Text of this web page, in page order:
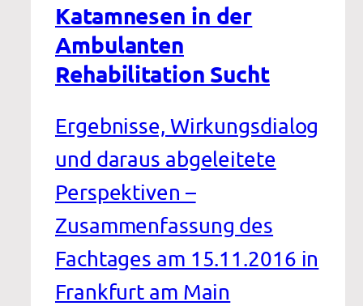
Katamnesen in der
Ambulanten
Rehabilitation Sucht
Ergebnisse, Wirkungsdialog
und daraus abgeleitete
Perspektiven –
Zusammenfassung des
Fachtages am 15.11.2016 in
Frankfurt am Main